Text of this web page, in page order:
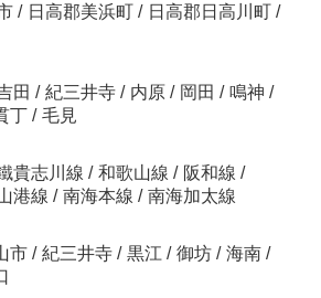
/ 日高郡美浜町 / 日高郡日高川町 /
田 / 紀三井寺 / 内原 / 岡田 / 鳴神 /
丁 / 毛見
貴志川線 / 和歌山線 / 阪和線 /
港線 / 南海本線 / 南海加太線
市 / 紀三井寺 / 黒江 / 御坊 / 海南 /